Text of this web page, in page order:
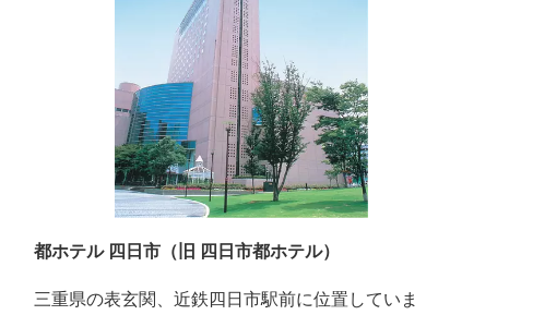
都ホテル 四日市（旧 四日市都ホテル）
三重県の表玄関、近鉄四日市駅前に位置していま